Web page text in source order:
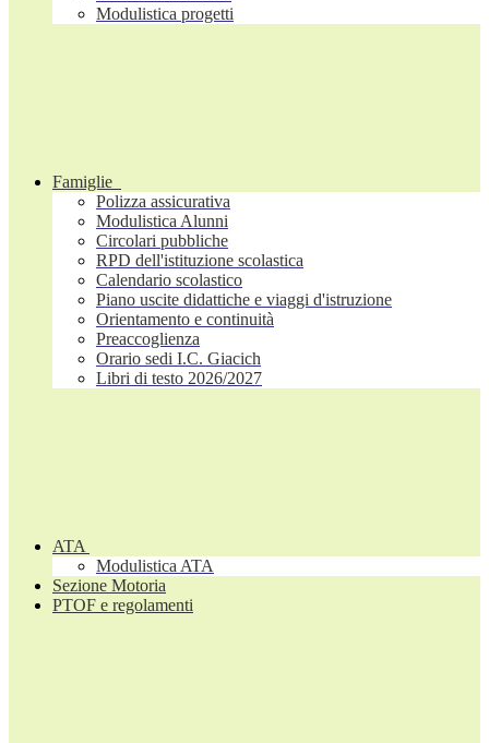
Modulistica progetti
Famiglie
Polizza assicurativa
Modulistica Alunni
Circolari pubbliche
RPD dell'istituzione scolastica
Calendario scolastico
Piano uscite didattiche e viaggi d'istruzione
Orientamento e continuità
Preaccoglienza
Orario sedi I.C. Giacich
Libri di testo 2026/2027
ATA
Modulistica ATA
Sezione Motoria
PTOF e regolamenti